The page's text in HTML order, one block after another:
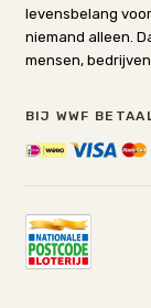
levensbelang
niemand alleen.
mensen,
BIJ WWF